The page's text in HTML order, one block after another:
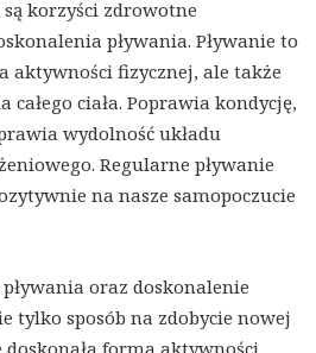
korzyści zdrowotne
pływania. Pływanie to
aktywności fizycznej, ale także
całego ciała. Poprawia kondycję,
wydolność układu
Regularne pływanie
na nasze samopoczucie
oraz doskonalenie
tylko sposób na zdobycie nowej
forma aktywności